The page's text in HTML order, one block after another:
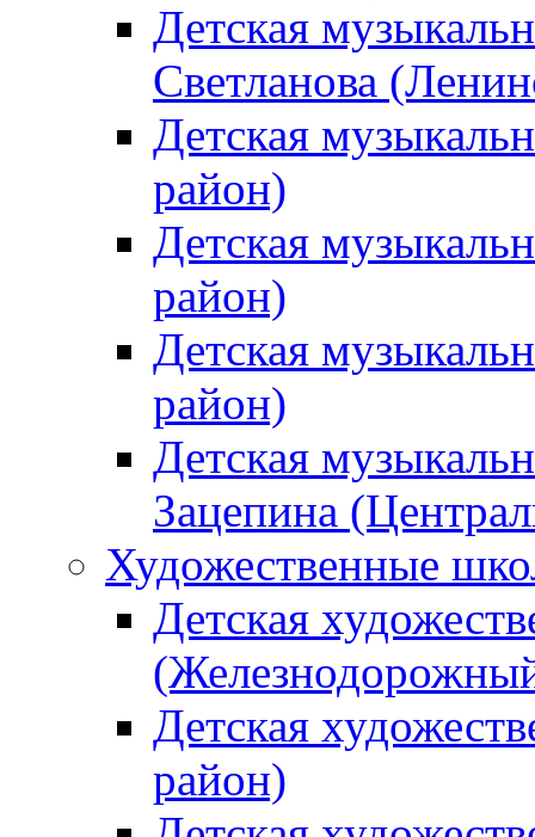
Детская
Светланова
Детская
район)
Детская
район)
Детская
район)
Детская
Зацепина
Художественные
Детская
Детская
район)